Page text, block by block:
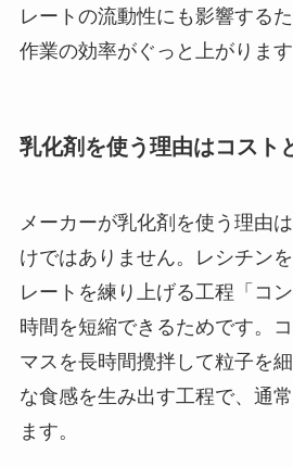
レートの流動性にも影響する
作業の効率がぐっと上がります
乳化剤を使う理由はコスト
メーカーが乳化剤を使う理由
けではありません。レシチン
レートを練り上げる工程「コ
時間を短縮できるためです。
マスを長時間攪拌して粒子を
な食感を生み出す工程で、通
ます。